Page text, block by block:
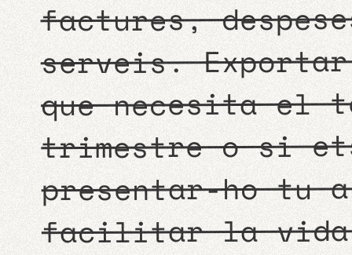
factures,
serveis.
que necesita el
trimestre o si
presentar-ho tu
facilitar la vida